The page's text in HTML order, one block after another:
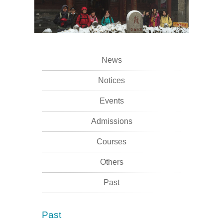
News
Notices
Events
Admissions
Courses
Others
Past
Past